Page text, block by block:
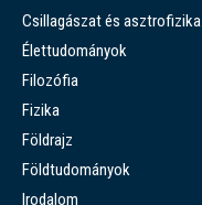
Csillagászat és asztrofizika
Élettudományok
Filozófia
Fizika
Földrajz
Földtudományok
Irodalom